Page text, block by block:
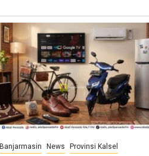
Banjarmasin News Provinsi Kalsel